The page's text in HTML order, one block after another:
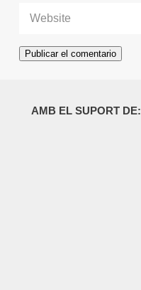
AMB EL SUPORT DE: